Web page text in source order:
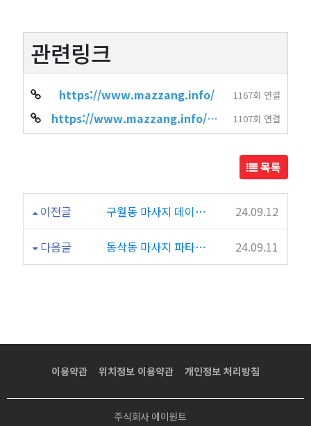
관련링크
https://www.mazzang.info/ 1167회 연결
https://www.mazzang.info/hot_place.php?sido=%EA%B2%BD%EA%B8%B0&gugun=%… 1107회 연결
목록
이전글 구월동 마사지 데이트 고민된다면 더헤븐타이에서! 24.09.12
다음글 동삭동 마사지 파타야테라피 평택시 최고의 마사지 샵! 24.09.11
이용약관 위치정보 이용약관 개인정보 처리방침
주식회사 에이원트